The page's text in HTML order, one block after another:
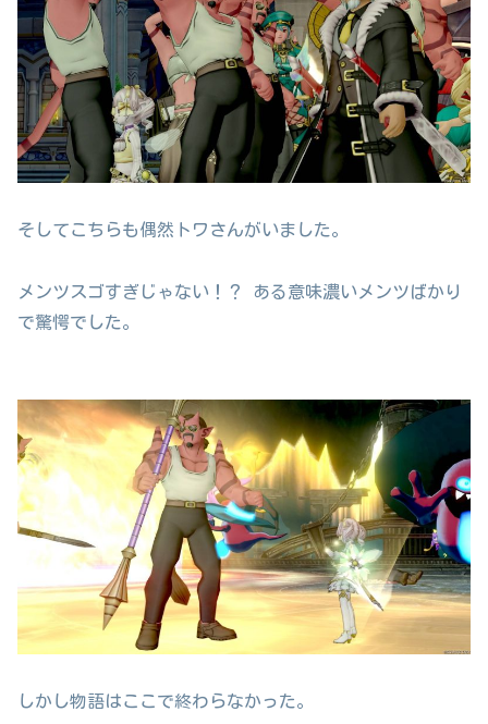
そしてこちらも偶然トワさんがいました。
メンツスゴすぎじゃない！？ ある意味濃いメンツばかり
で驚愕でした。
しかし物語はここで終わらなかった。